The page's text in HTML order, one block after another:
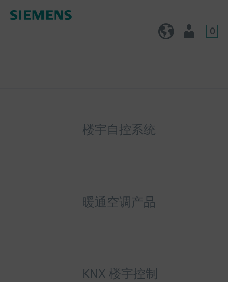
0
楼宇自控系统
暖通空调产品
KNX 楼宇控制